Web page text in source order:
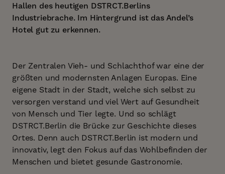
Hallen des heutigen DSTRCT.Berlins
Industriebrache. Im Hintergrund ist das Andel’s
Hotel gut zu erkennen.
Der Zentralen Vieh- und Schlachthof war eine der
größten und modernsten Anlagen Europas. Eine
eigene Stadt in der Stadt, welche sich selbst zu
versorgen verstand und viel Wert auf Gesundheit
von Mensch und Tier legte. Und so schlägt
DSTRCT.Berlin die Brücke zur Geschichte dieses
Ortes. Denn auch DSTRCT.Berlin ist modern und
innovativ, legt den Fokus auf das Wohlbefinden der
Menschen und bietet gesunde Gastronomie.